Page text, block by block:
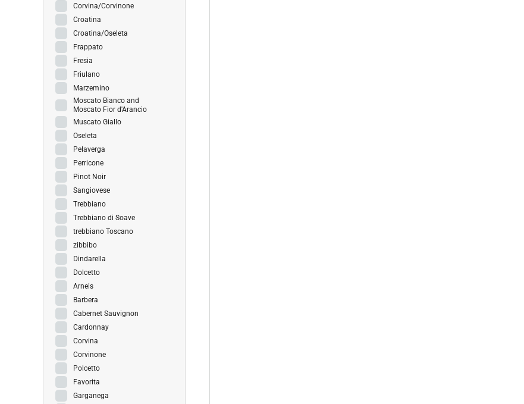
Corvina/Corvinone
Croatina
Croatina/Oseleta
Frappato
Fresia
Friulano
Marzemino
Moscato Bianco and
Moscato Fior d'Arancio
Muscato Giallo
Oseleta
Pelaverga
Perricone
Pinot Noir
Sangiovese
Trebbiano
Trebbiano di Soave
trebbiano Toscano
zibbibo
Dindarella
Dolcetto
Arneis
Barbera
Cabernet Sauvignon
Cardonnay
Corvina
Corvinone
Polcetto
Favorita
Garganega